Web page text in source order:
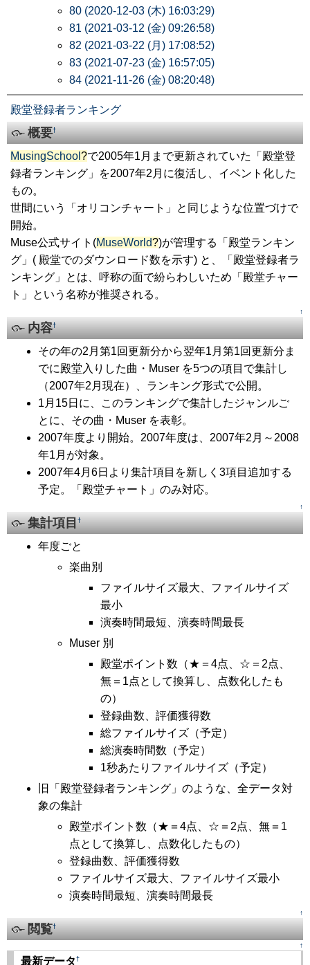
80 (2020-12-03 (木) 16:03:29)
81 (2021-03-12 (金) 09:26:58)
82 (2021-03-22 (月) 17:08:52)
83 (2021-07-23 (金) 16:57:05)
84 (2021-11-26 (金) 08:20:48)
殿堂登録者ランキング
概要†
MusingSchool ?で2005年1月まで更新されていた「殿堂登
録者ランキング」を2007年2月に復活し、イベント化した
もの。
世間にいう「オリコンチャート」と同じような位置づけで
開始。
Muse公式サイト(MuseWorld?)が管理する「殿堂ランキン
グ」( 殿堂でのダウンロード数を示す) と、「殿堂登録者ラ
ンキング」とは、呼称の面で紛らわしいため「殿堂チャー
ト」という名称が推奨される。
↑
内容†
その年の2月第1回更新分から翌年1月第1回更新分ま
でに殿堂入りした曲・Muser を5つの項目で集計し
（2007年2月現在）、ランキング形式で公開。
1月15日に、このランキングで集計したジャンルご
とに、その曲・Muser を表彰。
2007年度より開始。2007年度は、2007年2月～2008
年1月が対象。
2007年4月6日より集計項目を新しく3項目追加する
予定。「殿堂チャート」のみ対応。
↑
集計項目†
年度ごと
楽曲別
ファイルサイズ最大、ファイルサイズ
最小
演奏時間最短、演奏時間最長
Muser 別
殿堂ポイント数（★＝4点、☆＝2点、
無＝1点として換算し、点数化したも
の）
登録曲数、評価獲得数
総ファイルサイズ（予定）
総演奏時間数（予定）
1秒あたりファイルサイズ（予定）
旧「殿堂登録者ランキング」のような、全データ対
象の集計
殿堂ポイント数（★＝4点、☆＝2点、無＝1
点として換算し、点数化したもの）
登録曲数、評価獲得数
ファイルサイズ最大、ファイルサイズ最小
演奏時間最短、演奏時間最長
↑
閲覧†
↑
最新データ †